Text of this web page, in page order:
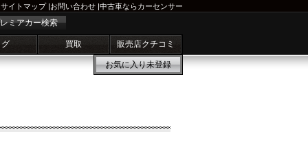
サイトマップ|お問い合わせ |中古車ならカーセンサー
ミアカー検索
買取 販売店クチコミ
お気に入り未登録